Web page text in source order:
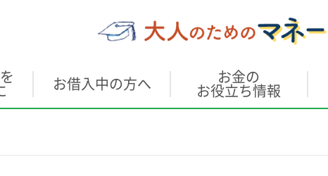
お借入中の方へ お金の
お役立ち情報